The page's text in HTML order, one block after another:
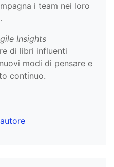
i team nei loro
Insights
di libri influenti
modi di pensare e
continuo.